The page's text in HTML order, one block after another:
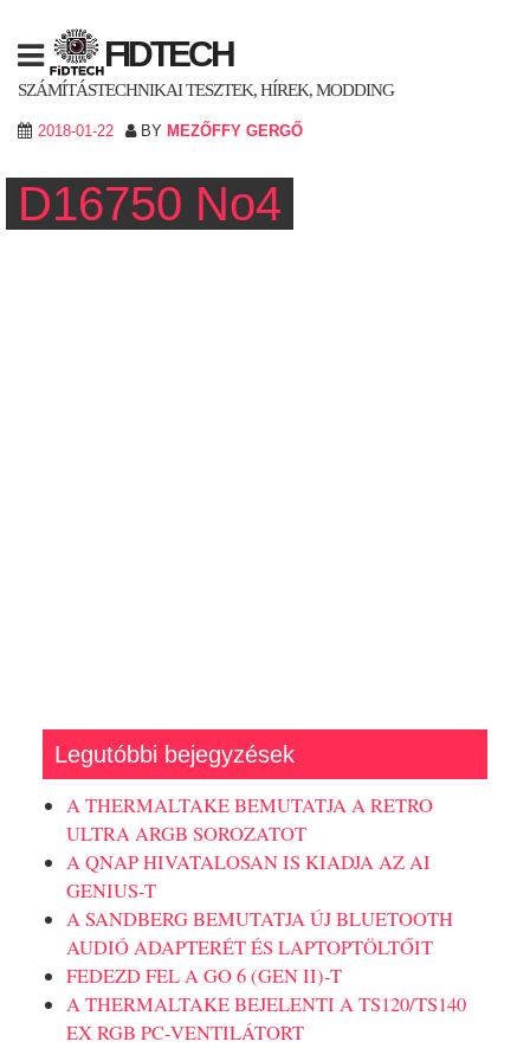
content
FIDTECH
SZÁMÍTÁSTECHNIKAI TESZTEK, HÍREK, MODDING
2018-01-22 BY MEZŐFFY GERGŐ
D16750 No4
Legutóbbi bejegyzések
A THERMALTAKE BEMUTATJA A RETRO
ULTRA ARGB SOROZATOT
A QNAP HIVATALOSAN IS KIADJA AZ AI
GENIUS-T
A SANDBERG BEMUTATJA ÚJ BLUETOOTH
AUDIÓ ADAPTERÉT ÉS LAPTOPTÖLTŐIT
FEDEZD FEL A GO 6 (GEN II)-T
A THERMALTAKE BEJELENTI A TS120/TS140
EX RGB PC-VENTILÁTORT